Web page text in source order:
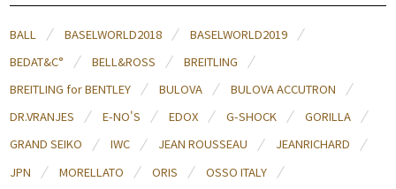
BALL BASELWORLD2018
BASELWORLD2019
BEDAT&C°
BELL&ROSS
BREITLING
BREITLING for BENTLEY
BULOVA
BULOVA ACCUTRON
DR.VRANJES
E-NO'S EDOX G-SHOCK
GORILLA
GRAND SEIKO
IWC JEAN ROUSSEAU
JEANRICHARD
JPN
MORELLATO ORIS
OSSO ITALY